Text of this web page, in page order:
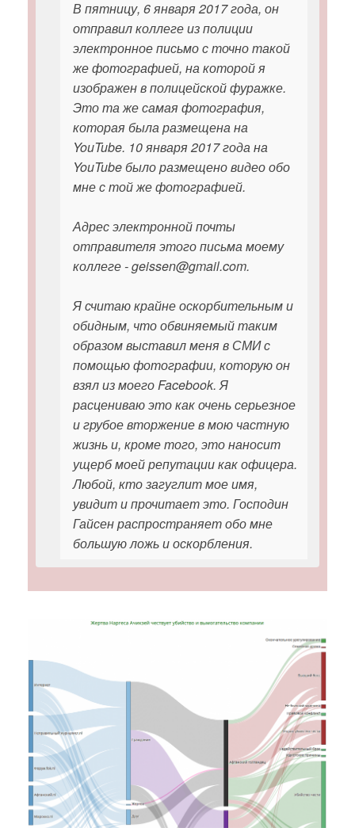
В пятницу, 6 января 2017 года, он
отправил коллеге из полиции
электронное письмо с точно такой
же фотографией, на которой я
изображен в полицейской фуражке.
Это та же самая фотография,
которая была размещена на
YouTube. 10 января 2017 года на
YouTube было размещено видео обо
мне с той же фотографией.
Адрес электронной почты
отправителя этого письма моему
коллеге - geissen@gmail.com.
Я считаю крайне оскорбительным и
обидным, что обвиняемый таким
образом выставил меня в СМИ с
помощью фотографии, которую он
взял из моего Facebook. Я
расцениваю это как очень серьезное
и грубое вторжение в мою частную
жизнь и, кроме того, это наносит
ущерб моей репутации как офицера.
Любой, кто загуглит мое имя,
увидит и прочитает это. Господин
Гайсен распространяет обо мне
большую ложь и оскорбления.